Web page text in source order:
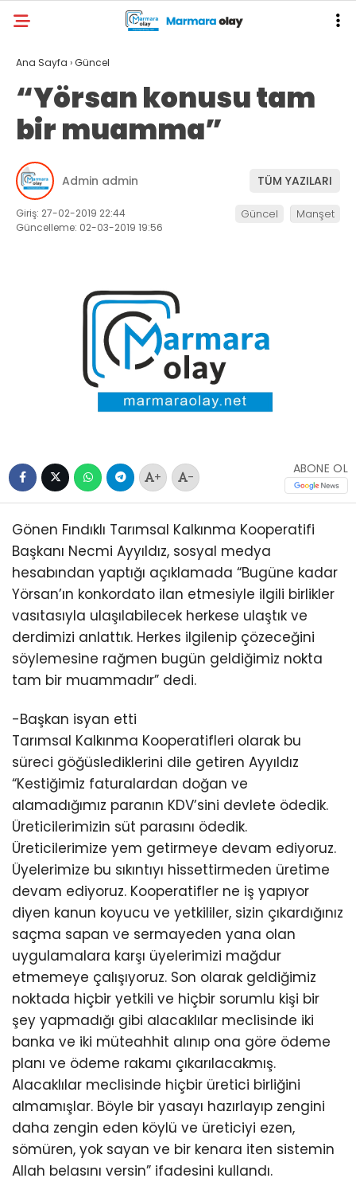
Ana Sayfa ›Güncel
“Yörsan konusu tam
bir muamma”
Admin admin TÜM YAZILARI
Giriş: 27-02-2019 22:44
Güncelleme: 02-03-2019 19:56
Güncel Manşet
+ -
ABONE OL
Gönen Fındıklı Tarımsal Kalkınma Kooperatifi
Başkanı Necmi Ayyıldız, sosyal medya
hesabından yaptığı açıklamada “Bugüne kadar
Yörsan’ın konkordato ilan etmesiyle ilgili birlikler
vasıtasıyla ulaşılabilecek herkese ulaştık ve
derdimizi anlattık. Herkes ilgilenip çözeceğini
söylemesine rağmen bugün geldiğimiz nokta
tam bir muammadır” dedi.
-Başkan isyan etti
Tarımsal Kalkınma Kooperatifleri olarak bu
süreci göğüslediklerini dile getiren Ayyıldız
“Kestiğimiz faturalardan doğan ve
alamadığımız paranın KDV’sini devlete ödedik.
Üreticilerimizin süt parasını ödedik.
Üreticilerimize yem getirmeye devam ediyoruz.
Üyelerimize bu sıkıntıyı hissettirmeden üretime
devam ediyoruz. Kooperatifler ne iş yapıyor
diyen kanun koyucu ve yetkililer, sizin çıkardığınız
saçma sapan ve sermayeden yana olan
uygulamalara karşı üyelerimizi mağdur
etmemeye çalışıyoruz. Son olarak geldiğimiz
noktada hiçbir yetkili ve hiçbir sorumlu kişi bir
şey yapmadığı gibi alacaklılar meclisinde iki
banka ve iki müteahhit alınıp ona göre ödeme
planı ve ödeme rakamı çıkarılacakmış.
Alacaklılar meclisinde hiçbir üretici birliğini
almamışlar. Böyle bir yasayı hazırlayıp zengini
daha zengin eden köylü ve üreticiyi ezen,
sömüren, yok sayan ve bir kenara iten sistemin
Allah belasını versin” ifadesini kullandı.